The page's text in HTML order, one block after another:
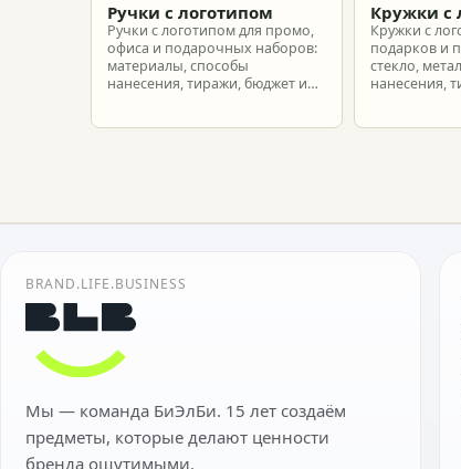
Ручки с логотипом
Ручки с логотипом для промо,
офиса и подарочных наборов:
материалы, способы
нанесения, тиражи, бюджет и
Кружки с
Кружки с
подарков и
стекло,
нанесения,
BRAND.LIFE.BUSINESS
Мы — команда БиЭлБи. 15 лет создаём
предметы, которые делают ценности
бренда ощутимыми.